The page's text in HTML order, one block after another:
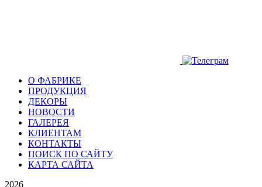
О ФАБРИКЕ
ПРОДУКЦИЯ
ДЕКОРЫ
НОВОСТИ
ГАЛЕРЕЯ
КЛИЕНТАМ
КОНТАКТЫ
ПОИСК ПО САЙТУ
КАРТА САЙТА
2026